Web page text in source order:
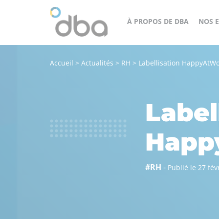
À PROPOS DE DBA
Un
engagé
agile
service
NOS
Accueil > Actualités > RH > Labellisation
#RH - Publié le 27